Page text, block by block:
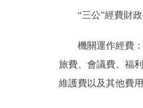
“三公”經費財政
機關運作經費：
旅費、會議費、福
維護費以及其他費用